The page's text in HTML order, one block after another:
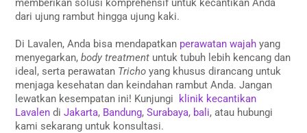
memberikan solusi komprehensif untuk kecantikan Anda
dari ujung rambut hingga ujung kaki.
Di Lavalen, Anda bisa mendapatkan perawatan wajah yang
menyegarkan,body treatment untuk tubuh lebih kencang dan
ideal, serta perawatan Tricho yang khusus dirancang untuk
menjaga kesehatan dan keindahan rambut Anda. Jangan
lewatkan kesempatan ini! Kunjungi klinik kecantikan
Lavalen di Jakarta, Bandung, Surabaya, bali, atau hubungi
kami sekarang untuk konsultasi.